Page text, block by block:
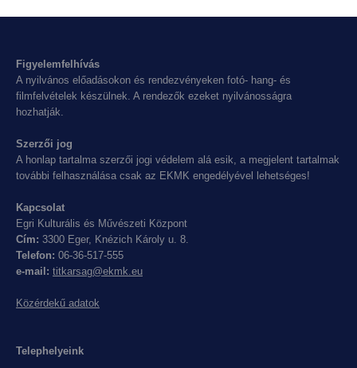
Figyelemfelhívás
A nyilvános előadásokon és rendezvényeken fotó- hang- és
filmfelvételek készülnek. A rendezők ezeket nyilvánosságra
hozhatják.
Szerzői jog
A honlap tartalma szerzői jogi védelem alá esik, a megjelent tartalmak
további felhasználása csak az EKMK engedélyével lehetséges!
Kapcsolat
Egri Kulturális és Művészeti Központ
Cím: 3300 Eger, Knézich Károly u. 8.
Telefon: 06-36-517-555
e-mail: titkarsag@ekmk.eu
Közérdekű adatok
Telephelyeink